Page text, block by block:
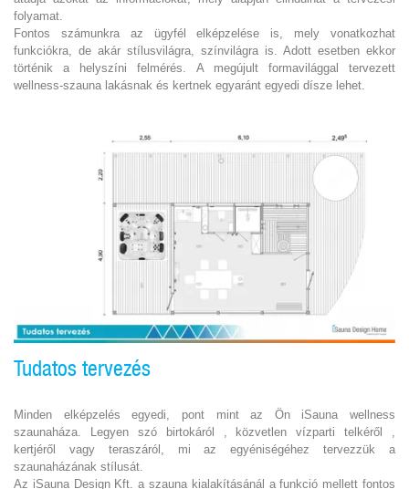
folyamat.
Fontos számunkra az ügyfél elképzelése is, mely vonatkozhat
funkciókra, de akár stílusvilágra, színvilágra is. Adott esetben ekkor
történik a helyszíni felmérés. A megújult formavilággal tervezett
wellness-szauna lakásnak és kertnek egyaránt egyedi dísze lehet.
Tudatos tervezés
Minden elképzelés egyedi, pont mint az Ön iSauna wellness
szaunaháza. Legyen szó birtokáról , közvetlen vízparti telkéről ,
kertjéről vagy teraszáról, mi az egyéniségéhez tervezzük a
szaunaházának stílusát.
Az iSauna Design Kft. a szauna kialakításánál a funkció mellett fontos